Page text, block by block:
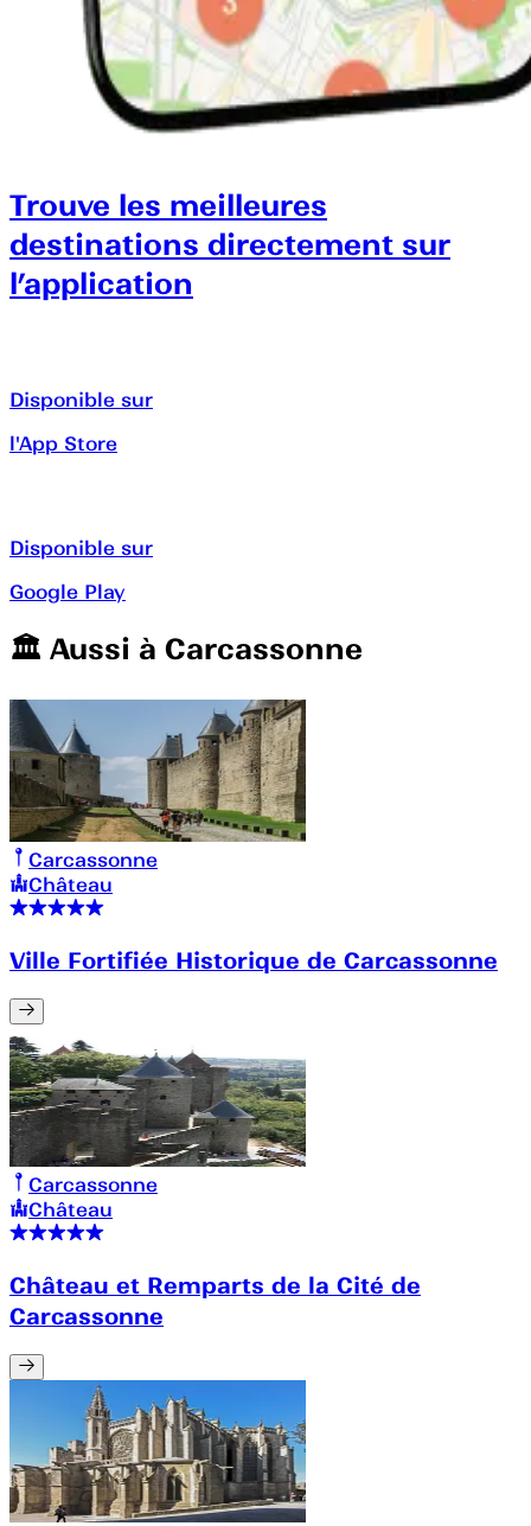
Trouve les meilleures
destinations directement sur
l’application
Disponible sur
l'App Store
Disponible sur
Google Play
🏛️️ Aussi à Carcassonne
Carcassonne
Château
Ville Fortifiée Historique de Carcassonne
Carcassonne
Château
Château et Remparts de la Cité de
Carcassonne